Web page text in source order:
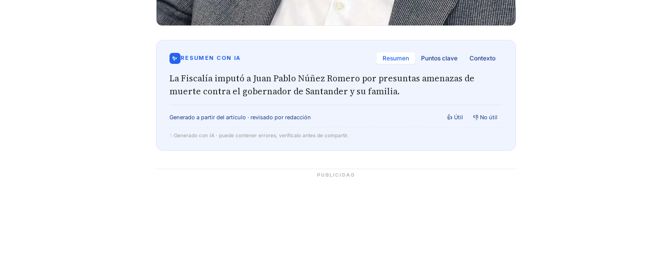
✨ RESUMEN CON IA Resumen Puntos clave Contexto
La Fiscalía imputó a Juan Pablo Núñez Romero por presuntas amenazas de
muerte contra el gobernador de Santander y su familia.
Generado a partir del artículo · revisado por redacción 👍 Útil 👎 No útil
✨ Generado con IA · puede contener errores, verifícalo antes de compartir.
PUBLICIDAD